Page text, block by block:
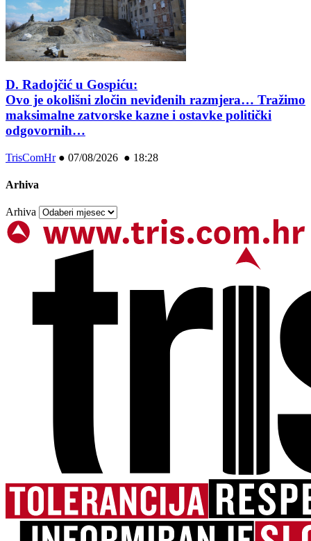
D. Radojčić u Gospiću:
Ovo je okolišni zločin neviđenih razmjera… Tražimo
maksimalne zatvorske kazne i ostavke politički
odgovornih…
TrisComHr● 07/08/2026 ● 18:28
Arhiva
Arhiva